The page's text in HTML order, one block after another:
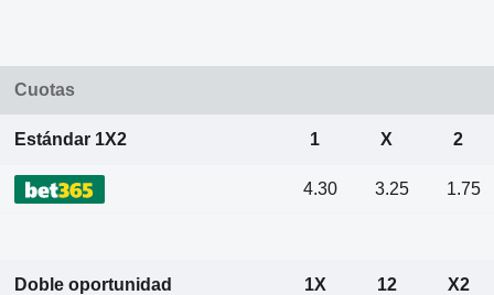
Cuotas
Estándar 1X2 1 X 2
4.30 3.25 1.75
Doble oportunidad 1X 12 X2